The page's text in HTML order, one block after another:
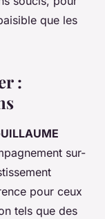
que les
:
sur-
pour ceux
tels que des